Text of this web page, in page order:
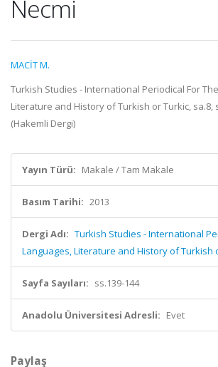
Necmi
MACİT M.
Turkish Studies - International Periodical For
Literature and History of Turkish or Turkic, sa.8,
(Hakemli Dergi)
Yayın Türü: Makale / Tam Makale
Basım Tarihi: 2013
Dergi Adı: Turkish Studies - International
Languages, Literature and History of Turkish
Sayfa Sayıları: ss.139-144
Anadolu Üniversitesi Adresli: Evet
Paylaş